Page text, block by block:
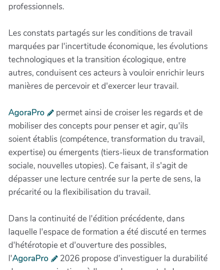
professionnels.
Les constats partagés sur les conditions de travail
marquées par l'incertitude économique, les évolutions
technologiques et la transition écologique, entre
autres, conduisent ces acteurs à vouloir enrichir leurs
manières de percevoir et d'exercer leur travail.
AgoraPro
permet ainsi de croiser les regards et de
mobiliser des concepts pour penser et agir, qu'ils
soient établis (compétence, transformation du travail,
expertise) ou émergents (tiers-lieux de transformation
sociale, nouvelles utopies). Ce faisant, il s'agit de
dépasser une lecture centrée sur la perte de sens, la
précarité ou la flexibilisation du travail.
Dans la continuité de l'édition précédente, dans
laquelle l'espace de formation a été discuté en termes
d'hétérotopie et d'ouverture des possibles,
l'AgoraPro
2026 propose d'investiguer la durabilité